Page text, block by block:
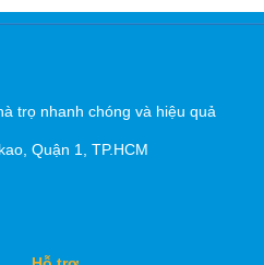
trọ nhanh chóng và hiệu quả
Quận 1, TP.HCM